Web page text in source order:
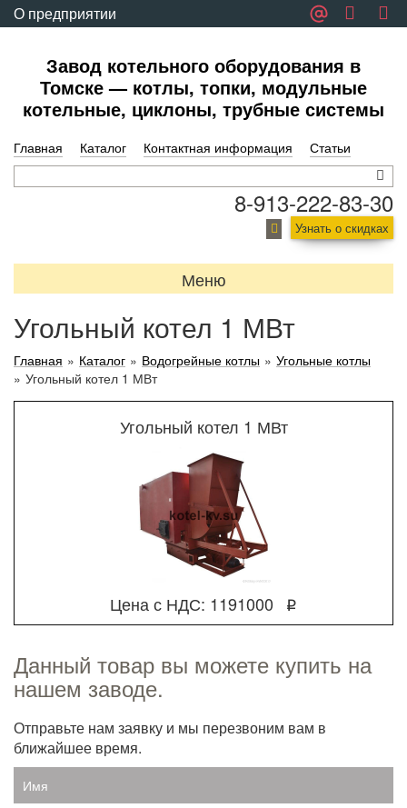
О предприятии
Завод котельного оборудования в
Томске — котлы, топки, модульные
котельные, циклоны, трубные системы
Главная Каталог Контактная информация Статьи
8-913-222-83-30
Узнать о скидках
Меню
Угольный котел 1 МВт
Главная » Каталог » Водогрейные котлы » Угольные котлы
» Угольный котел 1 МВт
Угольный котел 1 МВт
Цена с НДС: 1191000 q
Данный товар вы можете купить на
нашем заводе.
Отправьте нам заявку и мы перезвоним вам в
ближайшее время.
Имя